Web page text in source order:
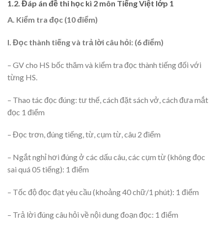
1.2. Đáp án đề thi học kì 2 môn Tiếng Việt lớp 1
A. Kiểm tra đọc (10 điểm)
I. Đọc thành tiếng và trả lời câu hỏi: (6 điểm)
– GV cho HS bốc thăm và kiểm tra đọc thành tiếng đối với
từng HS.
– Thao tác đọc đúng: tư thế, cách đặt sách vở, cách đưa mắt
đọc 1 điểm
– Đọc trơn, đúng tiếng, từ, cụm từ, câu 2 điểm
– Ngắt nghỉ hơi đúng ở các dấu câu, các cụm từ (không đọc
sai quá 05 tiếng): 1 điểm
– Tốc độ đọc đạt yêu cầu (khoảng 40 chữ/1 phút): 1 điểm
– Trả lời đúng câu hỏi về nội dung đoạn đọc: 1 điểm